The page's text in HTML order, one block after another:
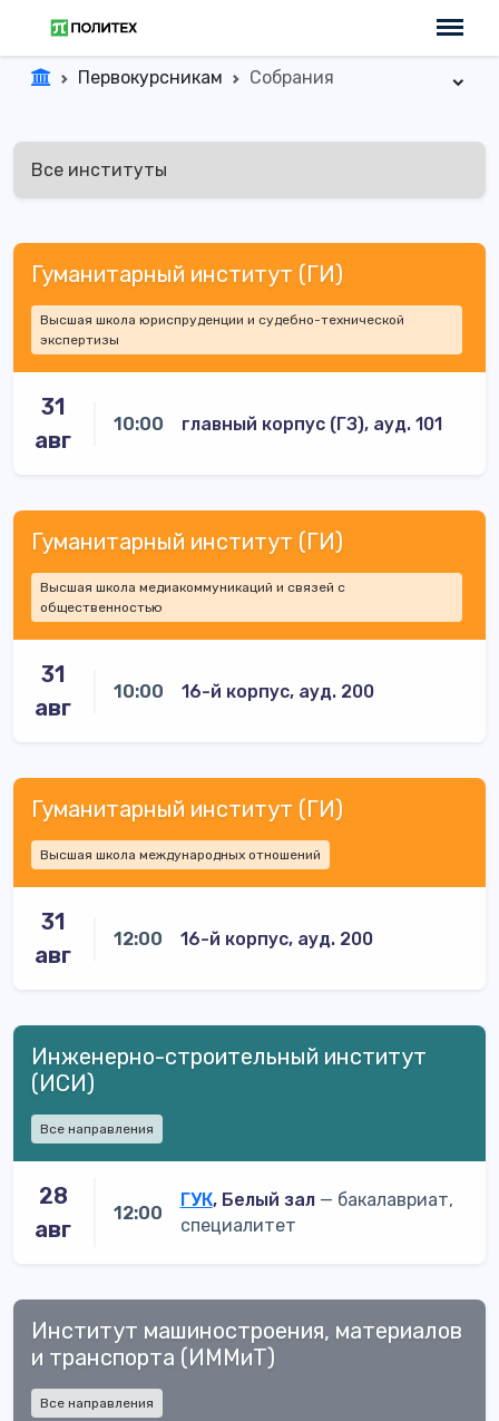
Первокурсникам Собрания
Гуманитарный институт (ГИ)
Высшая школа юриспруденции и судебно-технической
экспертизы
31
авг
10:00 главный корпус (ГЗ), ауд. 101
Гуманитарный институт (ГИ)
Высшая школа медиакоммуникаций и связей с
общественностью
31
авг
10:00 16-й корпус, ауд. 200
Гуманитарный институт (ГИ)
Высшая школа международных отношений
31
авг
12:00 16-й корпус, ауд. 200
Инженерно-строительный институт
(ИСИ)
Все направления
28
авг
12:00
ГУК, Белый зал— бакалавриат,
специалитет
Институт машиностроения, материалов
и транспорта (ИММиТ)
Все направления